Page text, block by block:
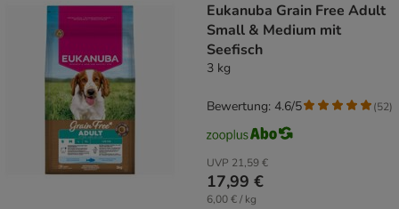
Eukanuba Grain Free Adult
Small & Medium mit
Seefisch
3 kg
UVP 21,59 €
17,99 €
6,00 € / kg
Bewertung: 4.6/5 (52)